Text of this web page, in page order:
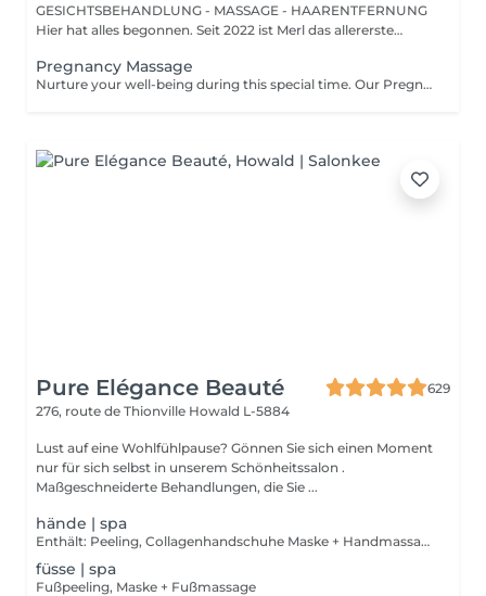
GESICHTSBEHANDLUNG - MASSAGE - HAARENTFERNUNG
Hier hat alles begonnen. Seit 2022 ist Merl das allererste
Pregnancy Massage
Nurture your well-being during this special time. Our Pregnancy Massage is a gentle, relaxing treatment designed to reduce muscle tension, improve circulation, and ease discomfort commonly experienced during pregnancy. Soft, flowing techniques and comfortable side-lying positioning provide deep relaxation without placing pressure on the abdomen. Hypoallergenic, unscented oils are used to care for sensitive skin and maintain comfort throughout the session. This massage helps relieve tension in the lower back and shoulders, reduces swelling and heaviness in the legs, improves overall circulation, and promotes a sense of ease and balance in the body. This treatment is performed only with the approval of your doctor.
Pure Elégance Beauté
629
276, route de Thionville Howald L-5884
Lust auf eine Wohlfühlpause? Gönnen Sie sich einen Moment
nur für sich selbst in unserem Schönheitssalon .
Maßgeschneiderte Behandlungen, die Sie ...
hände | spa
Enthält: Peeling, Collagenhandschuhe Maske + Handmassage
füsse | spa
Fußpeeling, Maske + Fußmassage